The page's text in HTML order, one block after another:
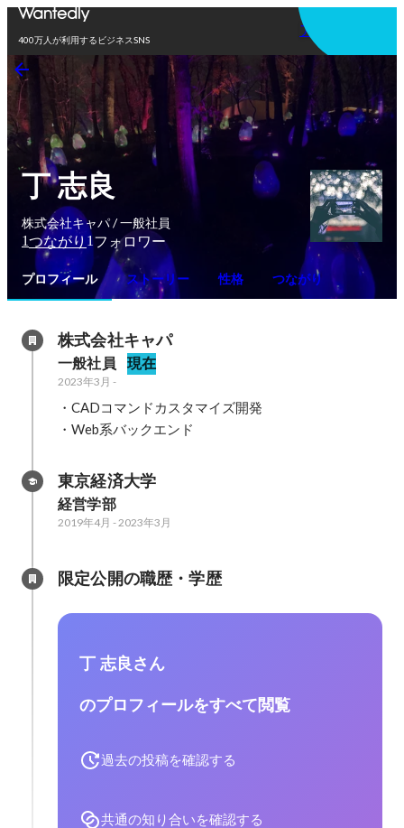
400万人が利用するビジネスSNS
アプリを使う
丁 志良
株式会社キャパ / 一般社員
1つながり 1フォロワー
プロフィール ストーリー 性格 つながり
株式会社キャパ
一般社員 現在
2023年3月 -
・CADコマンドカスタマイズ開発
・Web系バックエンド
東京経済大学
経営学部
2019年4月 -2023年3月
限定公開の職歴・学歴
丁 志良さん
のプロフィールをすべて閲覧
過去の投稿を確認する
共通の知り合いを確認する